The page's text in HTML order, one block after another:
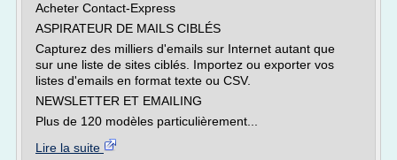
Acheter Contact-Express
ASPIRATEUR DE MAILS CIBLÉS
Capturez des milliers d'emails sur Internet autant que
sur une liste de sites ciblés. Importez ou exporter vos
listes d'emails en format texte ou CSV.
NEWSLETTER ET EMAILING
Plus de 120 modèles particulièrement...
Lire la suite